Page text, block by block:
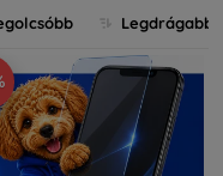
a minőséget szem
eszközre.
Legdrágabb